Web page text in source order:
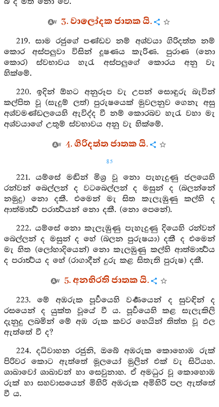
3. වාලෝදක ජාතක යි.
219. සාම රජුගේ පණ්ඩව නම් අශ්වයා ගිරිදත්ත නම්
කොර අස්පලුවා විසින් දූෂණය කැරිණ. පුරාණ (නො
කොර) ස්වභාවය හැරැ අස්පලුගේ කොරය අනු වැ
හික්මේ.
220. ඉදින් ඕහට අනුරූප වැ උපන් සොඳුරු බැවින්
කල්පිත වූ (සැදුම් ලත්) පුරුෂයෙක් මුවලනුව ගෙනැ අසු
අශ්වමණ්ඩලයෙහි ඇවිද්ද වී නම් කොරබව හැරැ වහා මැ
අශ්වයාගේ උතුම් ස්වභාවය අනු වැ හික්මේ.
4. ගිරිදත්ත ජාතක යි.
85
221. යම්සේ මඬින් මිශ්‍ර වූ නො පැහැදුණු ජලයෙහි
රන්වන් බෙල්ලන් ද වටබෙල්ලන් ද මසුන් ද (බලන්නේ
නමුදු) නො දකී. එමෙන් මැ සිත කැලැඹුණු කල්හි ද
ආත්මාර්‍ත්‍ථ පරාර්‍ත්‍ථයන් නො දකී. (නො පෙනේ).
222. යම්සේ නො කැලැඹුණු පැහැදුණු දියෙහි රන්වන්
බෙල්ලන් ද මසුන් ද හේ (බලන පුරුෂයා) දකී ද එමෙන්
මැ හිත (ලෝහාදියෙන්) නො කැලඹුණු කල්හි ආත්මාර්‍ත්‍ථය
ද පරාර්‍ත්‍ථය ද හේ (රාගාදීන් දුරු කළ සිතැති පුරුෂ) දකී.
5. අනභිරති ජාතක යි.
223. මේ අඹරුක පූර්‍වයෙහි වර්‍ණයෙන් ද සුවඳින් ද
රසයෙන් ද යුක්ත වූයේ වී ය. පූර්‍වයෙහි කළ සැලැකිලි
දැනුදු ලබමින් මේ අඹ රුක කවර හෙයින් තිත්ත වූ ඵල
ඇත්තේ වී ද?
224. දධිවාහන රජුනි, ඔබේ අඹරුක කොහොඹ රුක්
පිරිවර කොට ඇත්තේ මූලයෝ මුලින් එක් වැ සිටියහ.
ශාඛාවෝ ශාඛාවන් හා සෙවුනාහ. ඒ අමධුර වූ කොහොඹ
රුක් හා සහවාසයෙන් මිහිරි අඹරුක අමිහිරි පල ඇත්තේ
වී ය.